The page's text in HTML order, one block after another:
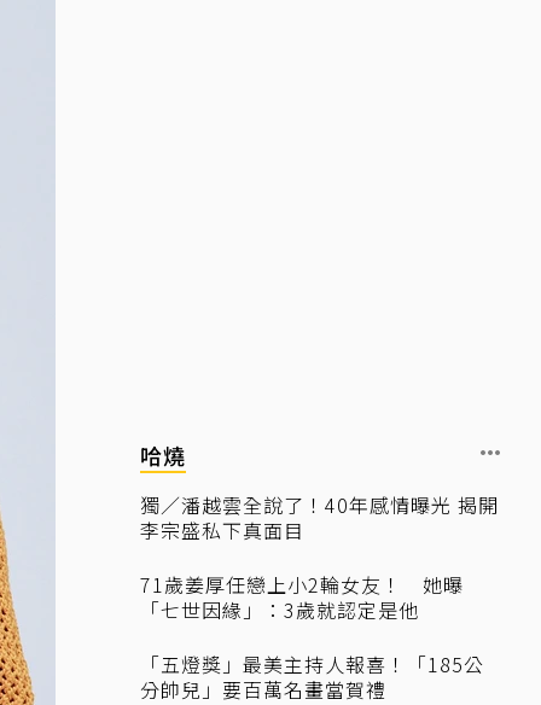
哈燒
獨／潘越雲全說了！40年感情曝光 揭開
李宗盛私下真面目
71歲姜厚任戀上小2輪女友！ 她曝
「七世因緣」：3歲就認定是他
「五燈獎」最美主持人報喜！「185公
分帥兒」要百萬名畫當賀禮